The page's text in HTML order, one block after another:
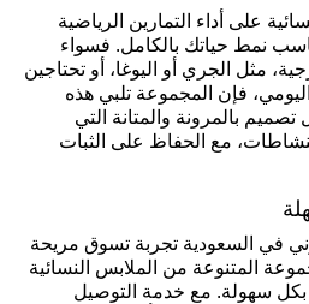
على أداء التمارين الرياضية
نمط حياتك بالكامل. فسواء
مثل الجري أو اليوغا، أو تحتاجين
فإن المجموعة تلبي هذه
تصميم بالمرونة والمتانة التي
مع الحفاظ على الثبات
في السعودية تجربة تسوق مريحة
المتنوعة من الملابس النسائية
بكل سهولة. مع خدمة التوصيل